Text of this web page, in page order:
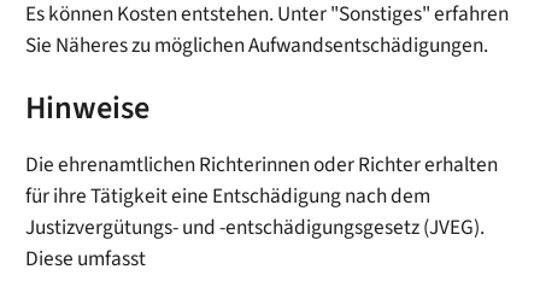
Es können Kosten entstehen. Unter "Sonstiges" erfahren
Sie Näheres zu möglichen Aufwandsentschädigungen.
Hinweise
Die ehrenamtlichen Richterinnen oder Richter erhalten
für ihre Tätigkeit eine Entschädigung nach dem
Justizvergütungs- und -entschädigungsgesetz (JVEG).
Diese umfasst